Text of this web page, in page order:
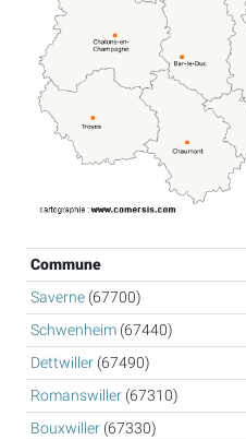
Commune
Saverne (67700)
Schwenheim (67440)
Dettwiller (67490)
Romanswiller (67310)
Bouxwiller (67330)